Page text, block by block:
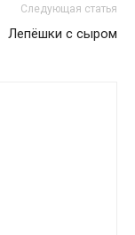
Следующая статья
Лепёшки с сыром